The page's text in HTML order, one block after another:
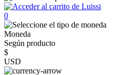
0
Moneda
Según producto
$
USD